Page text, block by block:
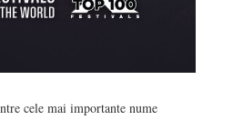
cele mai importante nume